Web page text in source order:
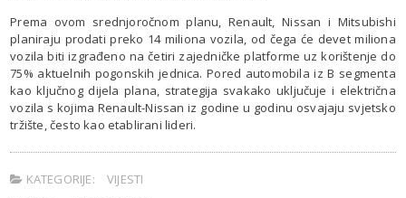
Prema ovom srednjoročnom planu, Renault, Nissan i Mitsubishi
planiraju prodati preko 14 miliona vozila, od čega će devet miliona
vozila biti izgrađeno na četiri zajedničke platforme uz korištenje do
75% aktuelnih pogonskih jednica. Pored automobila iz B segmenta
kao ključnog dijela plana, strategija svakako uključuje i električna
vozila s kojima Renault-Nissan iz godine u godinu osvajaju svjetsko
tržište, često kao etablirani lideri.
KATEGORIJE:
VIJESTI